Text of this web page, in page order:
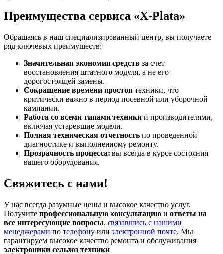
Преимущества сервиса «X-Plata»
Обращаясь в наш специализированный центр, вы получаете
ряд ключевых преимуществ:
Значительная экономия средств за счет
восстановления штатного модуля, а не его
дорогостоящей замены.
Сокращение времени простоя техники, что
критически важно в период посевной или уборочной
кампании.
Работа со всеми типами техники и производителями,
включая устаревшие модели.
Полная техническая отчетность по проведенной
диагностике и выполненному ремонту.
Прозрачность процесса: вы всегда в курсе состояния
вашего оборудования.
Свяжитесь с нами!
У нас всегда разумные цены и высокое качество услуг.
Получите профессиональную консультацию и ответы на
все интересующие вопросы, связавшись с нашими
менеджерами по телефону или электронной почте. Мы
гарантируем высокое качество ремонта и обслуживания
электроники сельхоз техники!